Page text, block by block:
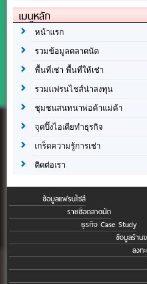
เมนูหลัก
หน้าแรก
รวมข้อมูลตลาดนัด
พื้นที่เช่า พื้นที่ให้เช่า
รวมแฟรนไชส์น่าลงทุน
ชุมชนสนทนาพ่อค้าแม่ค้า
จุดปิ๊งไอเดียทำธุรกิจ
เกร็ดความรู้การเช่า
ติดต่อเรา
ข้อมูลแฟรนไชส์
รายชื่อตลาดนัด
ธุรกิจ Case Study
ข้อมูลร้าน
ลงท